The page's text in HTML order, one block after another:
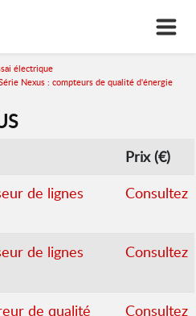
électrique
Nexus : compteurs de qualité d'énergie
Prix (€)
de lignes
Consultez
de lignes
Consultez
de qualité
Consultez